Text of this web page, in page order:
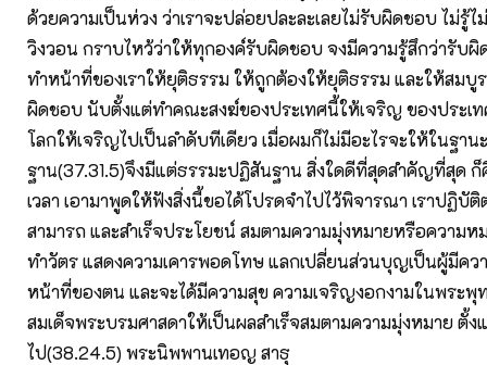
ด้วยความเป็นห่วง ว่าเราจะปล่อยปละละเลยไม่รับผิดชอบ ไม่รู้
วิงวอน กราบไหว้ว่าให้ทุกองค์รับผิดชอบ จงมีความรู้สึกว่ารับผิ
ทำหน้าที่ของเราให้ยุติธรรม ให้ถูกต้องให้ยุติธรรม และให้สม
ผิดชอบ นับตั้งแต่ทำคณะสงฆ์ของประเทศนี้ให้เจริญ ของประเ
โลกให้เจริญไปเป็นลำดับทีเดียว เมื่อผมก็ไม่มีอะไรจะให้ในฐา
ฐาน(37.31.5)จึงมีแต่ธรรมะปฏิสันฐาน สิ่งใดดีที่สุดสำคัญที่สุด
เวลา เอามาพูดให้ฟังสิ่งนี้ขอได้โปรดจำไปไว้พิจารณา เราปฏิบั
สามารถ และสำเร็จประโยชน์ สมตามความมุ่งหมายหรือความห
ทำวัตร แสดงความเคารพอดโทษ แลกเปลี่ยนส่วนบุญเป็นผู้มีค
หน้าที่ของตน และจะได้มีความสุข ความเจริญงอกงามในพระพุ
สมเด็จพระบรมศาสดาให้เป็นผลสำเร็จสมตามความมุ่งหมาย ตั้
ไป(38.24.5) พระนิพพานเทอญ สาธุ